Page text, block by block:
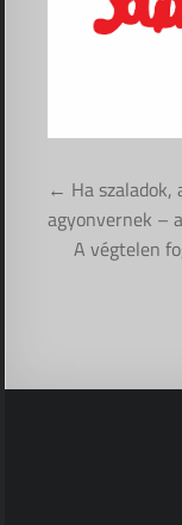
navigáció
← Ha szaladok,
agyonvernek –
A végtelen